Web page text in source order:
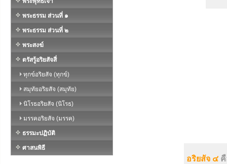
พระธรรม ส่วนที่ ๑
พระธรรม ส่วนที่ ๒
พระสงฆ์
ตรัสรู้อริยสัจสี่
ทุกข์อริยสัจ (ทุกข์)
สมุทัยอริยสัจ (สมุทัย)
นิโรธอริยสัจ (นิโรธ)
มรรคอริยสัจ (มรรค)
ธรรมะปฏิบัติ
ศาสนพิธี
อริยสัจ ๔